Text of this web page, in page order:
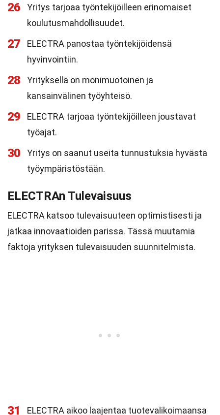
26
Yritys tarjoaa työntekijöilleen erinomaiset
koulutusmahdollisuudet.
27
ELECTRA panostaa työntekijöidensä
hyvinvointiin.
28
Yrityksellä on monimuotoinen ja
kansainvälinen työyhteisö.
29
ELECTRA tarjoaa työntekijöilleen joustavat
työajat.
30
Yritys on saanut useita tunnustuksia hyvästä
työympäristöstään.
ELECTRAn Tulevaisuus
ELECTRA katsoo tulevaisuuteen optimistisesti ja
jatkaa innovaatioiden parissa. Tässä muutamia
faktoja yrityksen tulevaisuuden suunnitelmista.
31 ELECTRA aikoo laajentaa tuotevalikoimaansa